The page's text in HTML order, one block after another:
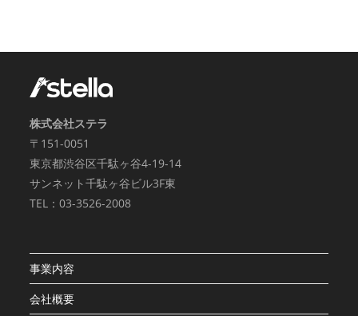
株式会社ステラ
〒151-0051
東京都渋谷区千駄ヶ谷4-19-14
サンネット千駄ヶ谷ビル3F東
TEL：03-3526-2008
事業内容
会社概要